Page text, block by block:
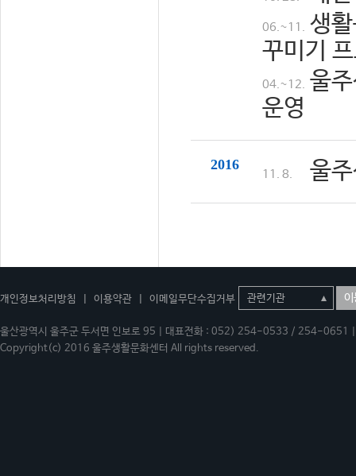
06.~11. 생
꾸미기
04.~12. 울
운영
2016
11. 8. 울
개인정보처리방침 이용약관 이메일무단수집거부 이
울산광역시 울주군 두서면 인보로 95 | 대표전화 : 052) 254-0533 / 254-
Copyright(c) 2016 울주생활문화센터 All rights reserved.